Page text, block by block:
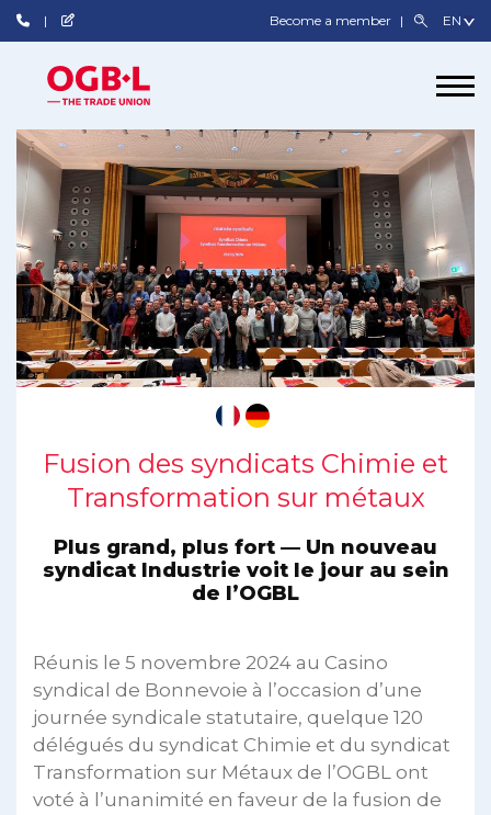
Become a member
Fusion des syndicats Chimie et
Transformation sur métaux
Plus grand, plus fort — Un nouveau
syndicat Industrie voit le jour au sein
de l’OGBL
Réunis le 5 novembre 2024 au Casino
syndical de Bonnevoie à l’occasion d’une
journée syndicale statutaire, quelque 120
délégués du syndicat Chimie et du syndicat
Transformation sur Métaux de l’OGBL ont
voté à l’unanimité en faveur de la fusion de